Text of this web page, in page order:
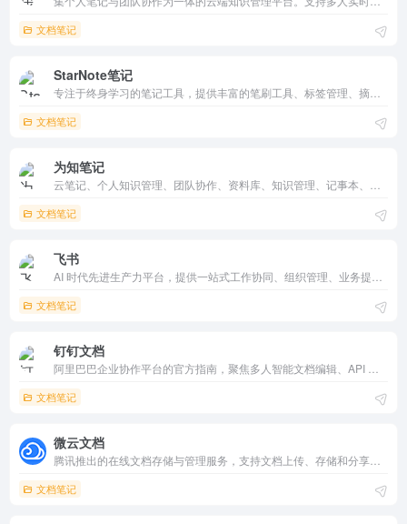
文档笔记
StarNote笔记
文档笔记
为知笔记
文档笔记
飞书
文档笔记
钉钉文档
文档笔记
微云文档
文档笔记